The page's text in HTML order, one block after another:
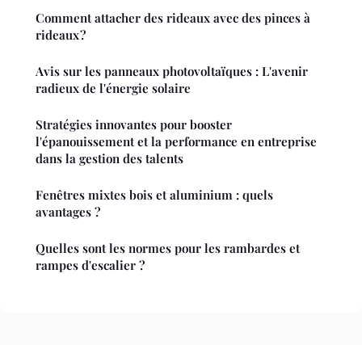
Comment attacher des rideaux avec des pinces à
rideaux ?
Avis sur les panneaux photovoltaïques : L'avenir
radieux de l'énergie solaire
Stratégies innovantes pour booster
l'épanouissement et la performance en entreprise
dans la gestion des talents
Fenêtres mixtes bois et aluminium : quels
avantages ?
Quelles sont les normes pour les rambardes et
rampes d'escalier ?